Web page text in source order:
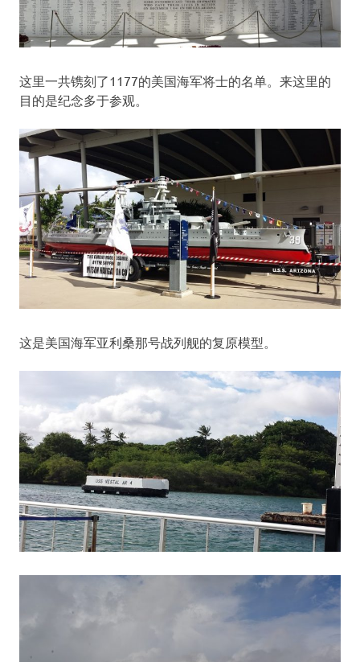
这里一共镌刻了1177的美国海军将士的名单。来这里的
目的是纪念多于参观。
这是美国海军亚利桑那号战列舰的复原模型。